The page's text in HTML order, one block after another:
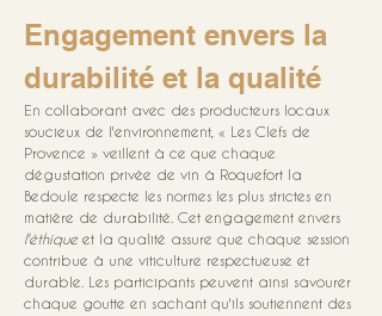
Engagement envers la
durabilité et la qualité
En collaborant avec des producteurs locaux
soucieux de l'environnement, « Les Clefs de
Provence » veillent à ce que chaque
dégustation privée de vin à Roquefort la
Bedoule respecte les normes les plus strictes en
matière de durabilité. Cet engagement envers
l'éthique et la qualité assure que chaque session
contribue à une viticulture respectueuse et
durable. Les participants peuvent ainsi savourer
chaque goutte en sachant qu'ils soutiennent des